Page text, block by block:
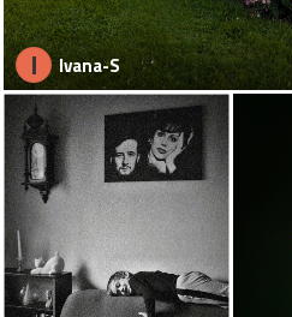
I Ivana-S